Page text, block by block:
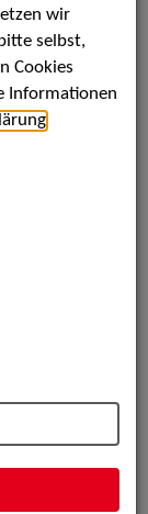
PDF speichern
Rock &
/ Sängerin
wir
selbst,
Cookies
Informationen